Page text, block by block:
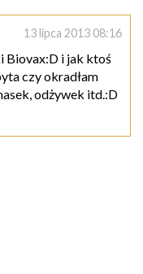
13 lipca 2013 08:16
Biovax:D i jak ktoś
czy okradłam
odżywek itd.:D